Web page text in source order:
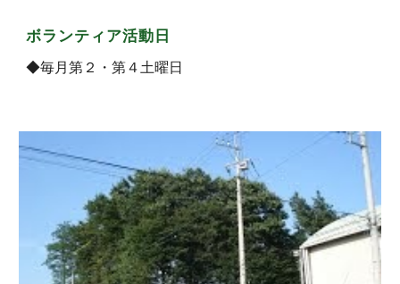
ボランティア活動日
◆毎月第２・第４土曜日